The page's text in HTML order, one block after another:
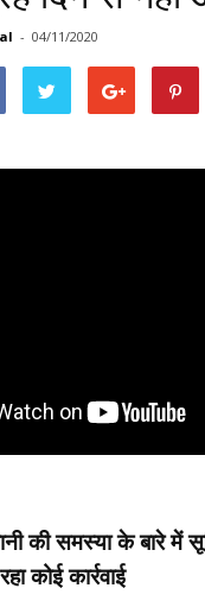
- 04/11/2020
की समस्या के बारे में
कोई कार्रवाई